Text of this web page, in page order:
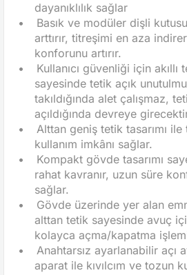
dayanıklılık sağlar
•
Basık ve modüler dişli kutusu
arttırır, titreşimi en aza
konforunu artırır.
•
Kullanıcı güvenliği için akıllı
sayesinde tetik açık
takıldığında alet çalışmaz,
açıldığında devreye
•
Alttan geniş tetik tasarımı
kullanım imkânı sağlar.
•
Kompakt gövde tasarımı
rahat kavranır, uzun süre
sağlar.
•
Gövde üzerinde yer alan
alttan tetik sayesinde avuç
kolayca açma/kapatma
•
Anahtarsız ayarlanabilir açı
aparat ile kıvılcım ve tozun